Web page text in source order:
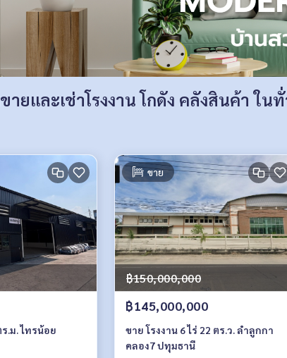
ายและเช่าโรงงาน โกดัง คลังสินค้า ใน
ร.ม. ไทรน้อย
ขาย
฿150,000,000
฿145,000,000
ขาย โรงงาน 6 ไร่ 22 ตร.ว. ลำลูกกา
คลอง7 ปทุมธานี